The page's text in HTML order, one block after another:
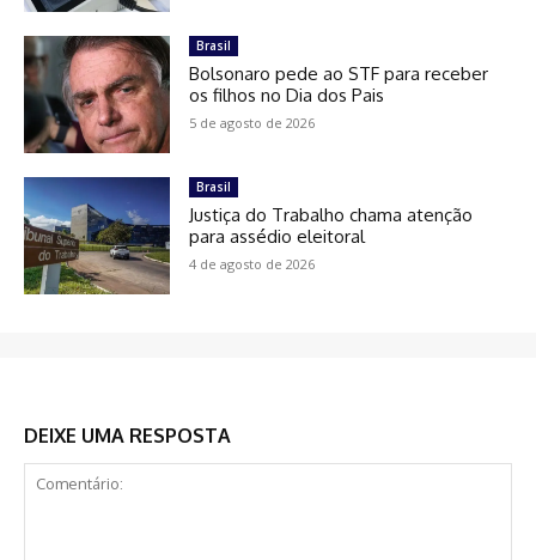
Brasil
Bolsonaro pede ao STF para receber
os filhos no Dia dos Pais
5 de agosto de 2026
Brasil
Justiça do Trabalho chama atenção
para assédio eleitoral
4 de agosto de 2026
DEIXE UMA RESPOSTA